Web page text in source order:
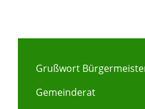
Grußwort
Gemeinderat